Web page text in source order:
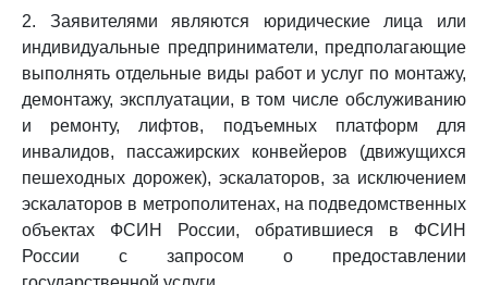
2. Заявителями являются юридические лица или
индивидуальные предприниматели, предполагающие
выполнять отдельные виды работ и услуг по монтажу,
демонтажу, эксплуатации, в том числе обслуживанию
и ремонту, лифтов, подъемных платформ для
инвалидов, пассажирских конвейеров (движущихся
пешеходных дорожек), эскалаторов, за исключением
эскалаторов в метрополитенах, на подведомственных
объектах ФСИН России, обратившиеся в ФСИН
России с запросом о предоставлении